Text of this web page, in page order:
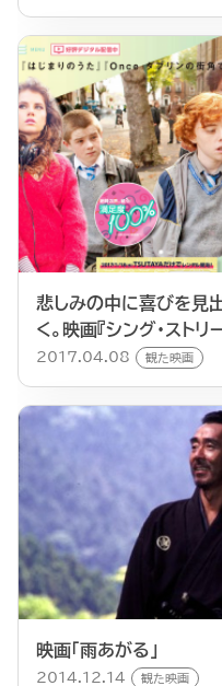
悲しみの中に喜びを見
く。映画『シング・スト
2017.04.08 観た映画
映画「雨あがる」
2014.12.14 観た映画